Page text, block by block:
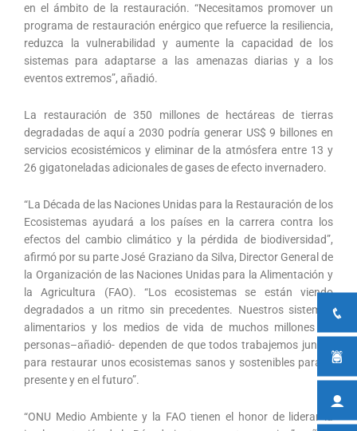
en el ámbito de la restauración. “Necesitamos promover un
programa de restauración enérgico que refuerce la resiliencia,
reduzca la vulnerabilidad y aumente la capacidad de los
sistemas para adaptarse a las amenazas diarias y a los
eventos extremos”, añadió.
La restauración de 350 millones de hectáreas de tierras
degradadas de aquí a 2030 podría generar US$ 9 billones en
servicios ecosistémicos y eliminar de la atmósfera entre 13 y
26 gigatoneladas adicionales de gases de efecto invernadero.
“La Década de las Naciones Unidas para la Restauración de los
Ecosistemas ayudará a los países en la carrera contra los
efectos del cambio climático y la pérdida de biodiversidad”,
afirmó por su parte José Graziano da Silva, Director General de
la Organización de las Naciones Unidas para la Alimentación y
la Agricultura (FAO). “Los ecosistemas se están viendo
degradados a un ritmo sin precedentes. Nuestros sistemas
alimentarios y los medios de vida de muchos millones de
personas–añadió- dependen de que todos trabajemos juntos
para restaurar unos ecosistemas sanos y sostenibles para el
presente y en el futuro”.
“ONU Medio Ambiente y la FAO tienen el honor de liderar la